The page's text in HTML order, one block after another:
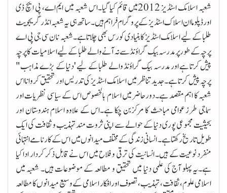
شعبہ اسلامک اسٹڈیز 2012میں قائم کیا گیا۔اس شعبہ میں ایم اے، پی ایچ ڈی
اورڈپلوما ان اسلاک اسٹڈیز کے پروگرام فراہم ہیں ۔ساتھ ہی یہ شعبہ انڈرگریجویٹ
طلبا کے لیے اسلامک اسٹڈیز کا بنیادی کورس بھی چلاتاہے۔شعبہ نان سی جی پی اے
پرچہ کے طورپر مدرسہ بیک گراؤنڈ سے نہ آنے والے طلبا کے لیے اسلامیات کا پرچہ
پیش کرتا ہے اور مدرسہ بیک گراؤنڈ والے طلبا کے لیے 'دنیا کے بڑے مذاہب"
پرچہ پیش کرتا ہے۔جدید تناظر میں اسلامک اسٹڈیز کی تدریس اور تحقیق کروانااس
شعبہ کا اہم مقصد ہے۔دورحاضر میں اسلام بالخصوص اس کے سیاسی نظریات اور
سماجی طرز عوامی مباحث کا مرکزبن چکا ہے۔اس کے علاوہ اسلام ہندوستان اور
بحیثیت مجموعی پوری دنیا کے حوالے سے اپنی ثروت مند تہذیب و ثقافت کی ایک
طویل تاریخ رکھتا ہے۔ انسانی زندگی کے مختلف میدانوں میں اس کے کارنامے انتہائی
منفرد نوعیت کے ہیں۔ انسانیت کی ترقی و فلاح میں اس نے قابل ذکر کردار ادا کیا
ہے۔یہ پہلو آج کی علمی دنیا میں تحقیق و مطالعہ کے موضوعات ہیں۔ شعبہ میں
اسلامی علوم، ثقافت، تہذیب ، تصوف اور افکار اسلامی کے وسیع میدانوں کا مطالعہ